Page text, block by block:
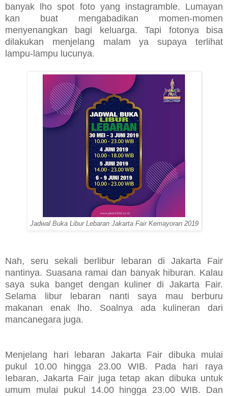
banyak lho spot foto yang instagramble. Lumayan
kan buat mengabadikan momen-momen
menyenangkan bagi keluarga. Tapi fotonya bisa
dilakukan menjelang malam ya supaya terlihat
lampu-lampu lucunya.
Jadwal Buka Libur Lebaran Jakarta Fair Kemayoran 2019
Nah, seru sekali berlibur lebaran di Jakarta Fair
nantinya. Suasana ramai dan banyak hiburan. Kalau
saya suka banget dengan kuliner di Jakarta Fair.
Selama libur lebaran nanti saya mau berburu
makanan enak lho. Soalnya ada kulineran dari
mancanegara juga.
Menjelang hari lebaran Jakarta Fair dibuka mulai
pukul 10.00 hingga 23.00 WIB. Pada hari raya
Iebaran, Jakarta Fair juga tetap akan dibuka untuk
umum mulai pukul 14.00 hingga 23.00 WIB. Dan